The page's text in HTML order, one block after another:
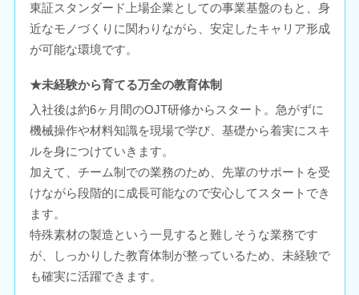
東証スタンダード上場企業としての事業基盤のもと、身
近なモノづくりに関わりながら、安定したキャリア形成
が可能な環境です。
★未経験から育てる万全の教育体制
入社後は約6ヶ月間のOJT研修からスタート。急がずに
機械操作や材料知識を現場で学び、基礎から着実にスキ
ルを身につけていきます。
加えて、チーム制での業務のため、先輩のサポートを受
けながら段階的に成長可能なので安心してスタートでき
ます。
特殊素材の製造という一見すると難しそうな業務です
が、しっかりした教育体制が整っているため、未経験で
も確実に活躍できます。